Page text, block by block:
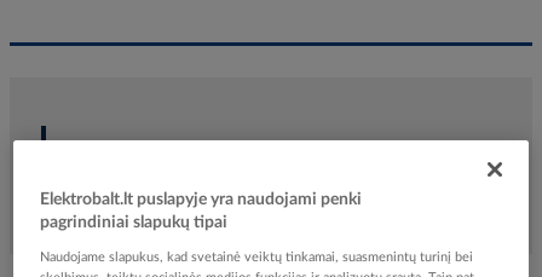
Elektrobalt.lt puslapyje yra naudojami penki
pagrindiniai slapukų tipai
Naudojame slapukus, kad svetainė veiktų tinkamai, suasmenintų turinį bei